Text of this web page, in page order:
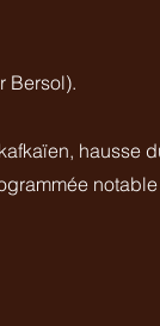
Bersol).
hausse